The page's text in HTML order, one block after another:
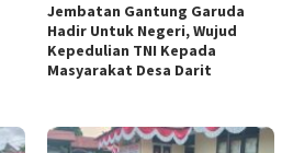
Jembatan Gantung Garuda
Hadir Untuk Negeri, Wujud
Kepedulian TNI Kepada
Masyarakat Desa Darit